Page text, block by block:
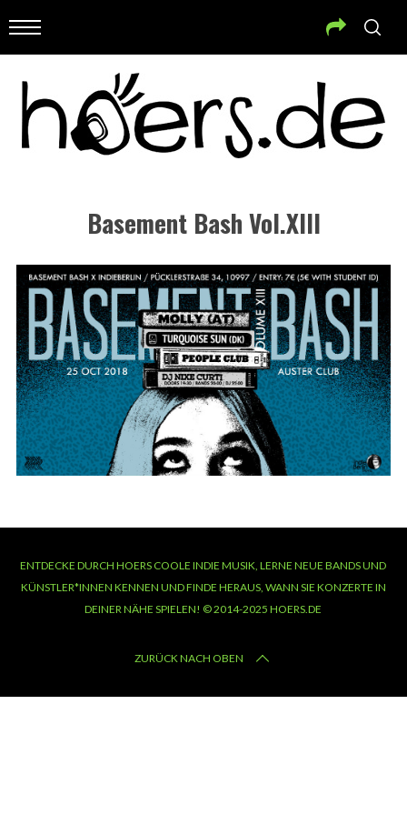
Basement Bash Vol.XIII
ENTDECKE DURCH HOERS COOLE INDIE MUSIK, LERNE NEUE BANDS UND
KÜNSTLER*INNEN KENNEN UND FINDE HERAUS, WANN SIE KONZERTE IN
DEINER NÄHE SPIELEN! © 2014-2025 HOERS.DE
ZURÜCK NACH OBEN